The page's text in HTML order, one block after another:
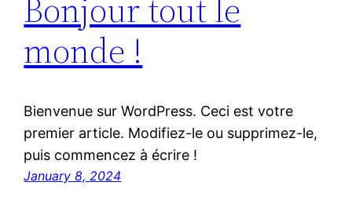
Bonjour tout le
monde !
Bienvenue sur WordPress. Ceci est votre
premier article. Modifiez-le ou supprimez-le,
puis commencez à écrire !
January 8, 2024